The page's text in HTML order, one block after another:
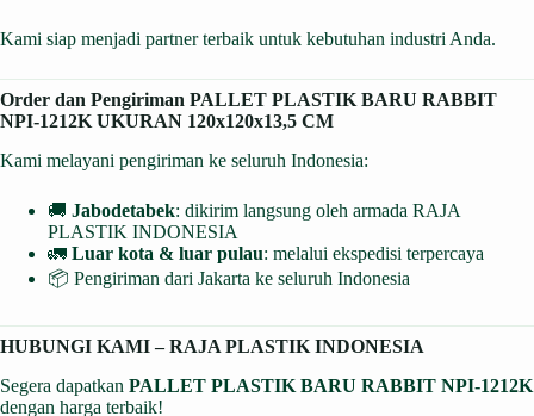
Kami siap menjadi partner terbaik untuk kebutuhan industri Anda.
Order dan Pengiriman PALLET PLASTIK BARU RABBIT
NPI-1212K UKURAN 120x120x13,5 CM
Kami melayani pengiriman ke seluruh Indonesia:
🚚 Jabodetabek: dikirim langsung oleh armada RAJA
PLASTIK INDONESIA
🚛 Luar kota & luar pulau: melalui ekspedisi terpercaya
📦 Pengiriman dari Jakarta ke seluruh Indonesia
HUBUNGI KAMI – RAJA PLASTIK INDONESIA
Segera dapatkan PALLET PLASTIK BARU RABBIT NPI-1212K
dengan harga terbaik!